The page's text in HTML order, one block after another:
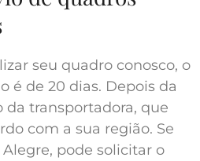
seu quadro conosco, o
é de 20 dias. Depois da
da transportadora, que
com a sua região. Se
pode solicitar o